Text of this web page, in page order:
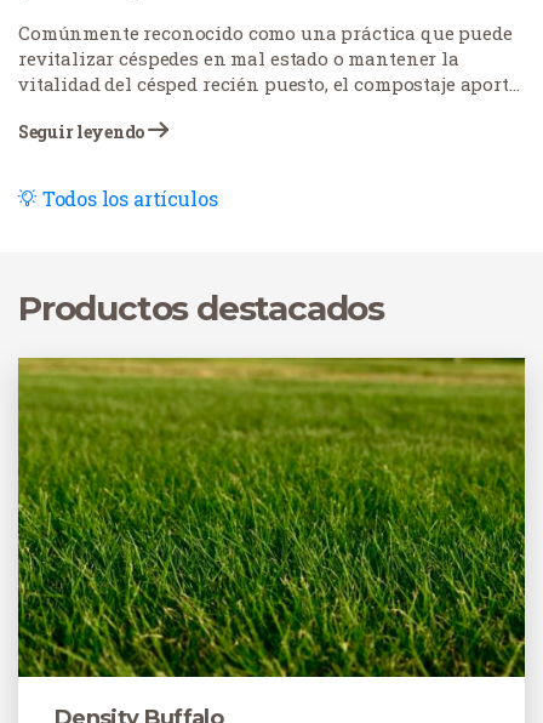
Todos los artículos
Comúnmente reconocido como una práctica que puede
revitalizar céspedes en mal estado o mantener la
vitalidad del césped recién puesto, el compostaje aporta
estructura y facilitando una mejor absorción de agua y
Seguir leyendo
Productos destacados